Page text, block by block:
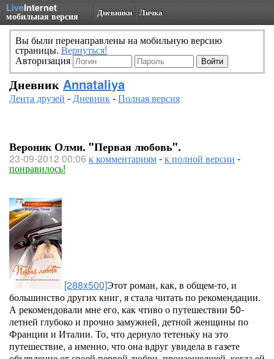
LiveInternet
мобильная версия Дневники Личка
Вы были перенаправлены на мобильную версию
страницы. Вернуться!
Авторизация
Дневник Annataliya
Лента друзей -Дневник-Полная версия
Вероник Олми. "Первая любовь".
23-09-2012 00:06 к комментариям-к полной версии -
понравилось!
[288x500]Этот роман, как, в общем-то, и
большинство других книг, я стала читать по рекомендации.
А рекомендовали мне его, как чтиво о путешествии 50-
летней глубоко и прочно замужней, детной женщины по
Франции и Италии. То, что дернуло тетеньку на это
путешествие, а именно, что она вдруг увидела в газете